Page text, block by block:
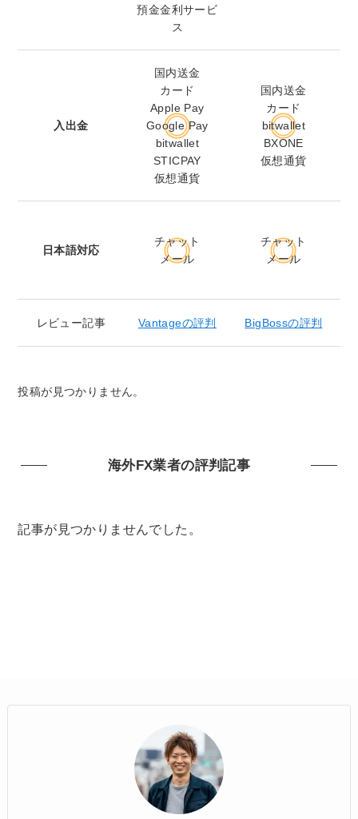
預金金利サービ
ス
入出金
国内送金
カード
Apple Pay
Google Pay
bitwallet
STICPAY
仮想通貨
国内送金
カード
bitwallet
BXONE
仮想通貨
日本語対応
チャット
メール
チャット
メール
レビュー記事 Vantageの評判 BigBossの評判
投稿が見つかりません。
海外FX業者の評判記事
記事が見つかりませんでした。